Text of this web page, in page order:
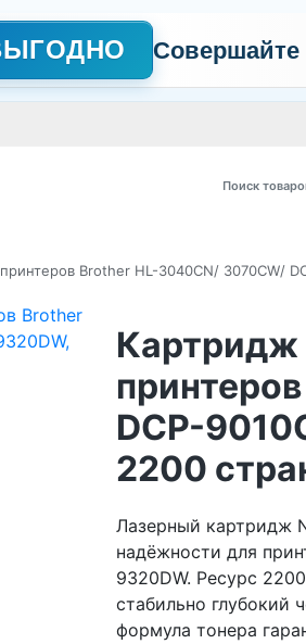
Совершайте
Brother HL-3040CN/ 3070CW/
Картридж
DCP-
2200
Лазерный картридж
надёжности для
9320DW. Ресурс
стабильно глубокий
формула тонера